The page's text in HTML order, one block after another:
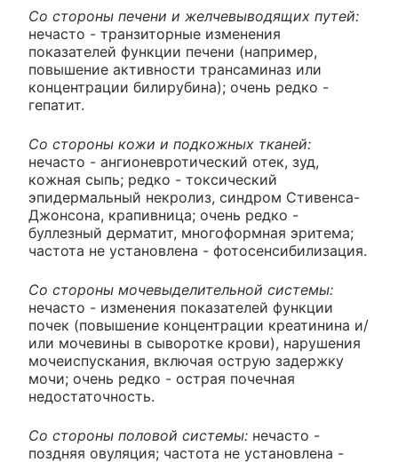
Со стороны печени и желчевыводящих путей:
нечасто - транзиторные изменения
показателей функции печени (например,
повышение активности трансаминаз или
концентрации билирубина); очень редко -
гепатит.
Со стороны кожи и подкожных тканей:
нечасто - ангионевротический отек, зуд,
кожная сыпь; редко - токсический
эпидермальный некролиз, синдром Стивенса-
Джонсона, крапивница; очень редко -
буллезный дерматит, многоформная эритема;
частота не установлена - фотосенсибилизация.
Со стороны мочевыделительной системы:
нечасто - изменения показателей функции
почек (повышение концентрации креатинина и/
или мочевины в сыворотке крови), нарушения
мочеиспускания, включая острую задержку
мочи; очень редко - острая почечная
недостаточность.
Со стороны половой системы: нечасто -
поздняя овуляция; частота не установлена -